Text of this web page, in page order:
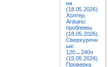
на
(18.05.2026).
Холтер,
Arduino:
проблемы
(18.05.2026).
Сверхурочн
ые:
120→240ч
(15.05.2026).
Проверка